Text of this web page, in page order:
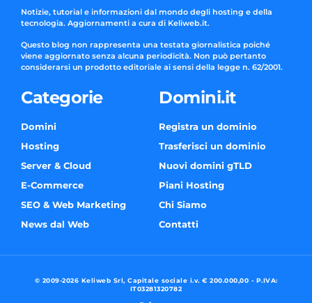
Notizie, tutorial e informazioni dal mondo degli hosting e della
tecnologia. Aggiornamenti a cura di Keliweb.it.
Questo blog non rappresenta una testata giornalistica poiché
viene aggiornato senza alcuna periodicità. Non può pertanto
considerarsi un prodotto editoriale ai sensi della legge n. 62/2001.
Categorie
Domini
Hosting
Server & Cloud
E-Commerce
SEO & Web Marketing
News dal Web
Domini.it
Registra un dominio
Trasferisci un dominio
Nuovi domini gTLD
Piani Hosting
Chi Siamo
Contatti
© 2009-2026 Keliweb Srl, Capitale sociale i.v. € 200.000,00 - P.IVA:
IT03281320782